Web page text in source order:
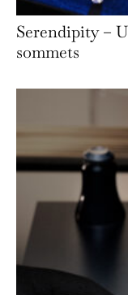
Serendipity –
sommets